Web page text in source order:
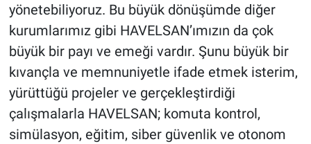
yönetebiliyoruz. Bu büyük dönüşümde diğer
kurumlarımız gibi HAVELSAN’ımızın da çok
büyük bir payı ve emeği vardır. Şunu büyük bir
kıvançla ve memnuniyetle ifade etmek isterim,
yürüttüğü projeler ve gerçekleştirdiği
çalışmalarla HAVELSAN; komuta kontrol,
simülasyon, eğitim, siber güvenlik ve otonom